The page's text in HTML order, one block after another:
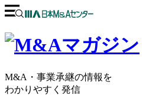
M&A・事業承継の情報を
わかりやすく発信